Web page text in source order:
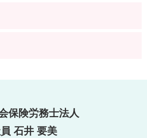
保険労務士法人
石井 要美